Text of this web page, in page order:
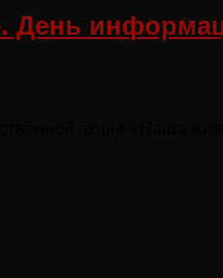
День